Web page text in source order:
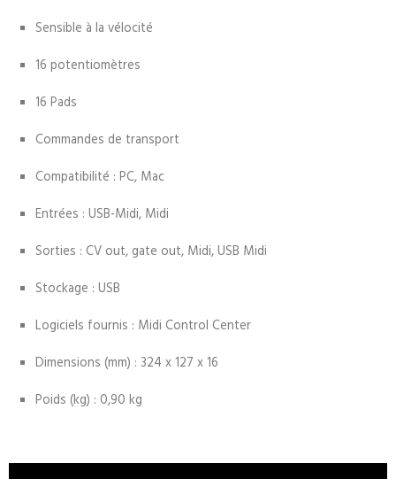
Sensible à la vélocité
16 potentiomètres
16 Pads
Commandes de transport
Compatibilité : PC, Mac
Entrées : USB-Midi, Midi
Sorties : CV out, gate out, Midi, USB Midi
Stockage : USB
Logiciels fournis : Midi Control Center
Dimensions (mm) : 324 x 127 x 16
Poids (kg) : 0,90 kg